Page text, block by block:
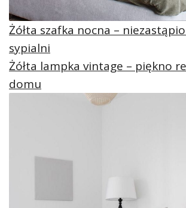
Żółta szafka nocna –
sypialni
Żółta lampka vintage – piękno
domu